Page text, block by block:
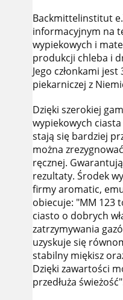
Backmittelinstitut
informacyjnym na
wypiekowych i
produkcji chleba i
Jego członkami
piekarniczej z
Dzięki szerokiej
wypiekowych
stają się bardziej
można
ręcznej.
rezultaty. Środek
firmy aromatic,
obiecuje: "MM 123
ciasto o dobrych
zatrzymywania
uzyskuje się
stabilny miękisz
Dzięki zawartości
przedłuża